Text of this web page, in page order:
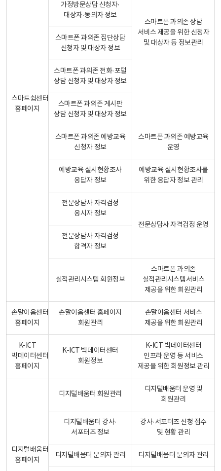
스마트쉼센터
홈페이지
스마트폰 과의존 상담
서비스 제공을 위한 신청자
및 대상자 등 정보관리
가정방문상담 신청자·
대상자·동의자 정보
스마트폰 과의존 집단상담
신청자 및 대상자 정보
스마트폰 과의존 전화·포털
상담 신청자 및 대상자 정보
스마트폰 과의존 게시판
상담 신청자 및 대상자 정보
스마트폰 과의존 예방교육
신청자 정보
스마트폰 과의존 예방교육
운영
예방교육 실시현황조사
응답자 정보
예방교육 실시현황조사를
위한 응답자 정보 관리
전문상담사 자격검정
응시자 정보
전문상담사 자격검정 운영
전문상담사 자격검정
합격자 정보
실적관리시스템 회원정보
스마트폰 과의존
실적관리시스템서비스
제공을 위한 회원관리
손말이음센터
홈페이지
손말이음센터 홈페이지
회원관리
손말이음센터 서비스
제공을 위한 회원관리
K-ICT
빅데이터센터
홈페이지
K-ICT 빅데이터센터
회원정보
K-ICT 빅데이터센터
인프라 운영 등 서비스
제공을 위한 회원정보 관리
디지털배움터
홈페이지
디지털배움터 회원관리
디지털배움터 운영 및
회원관리
디지털배움터 강사·
서포터즈 정보
강사·서포터즈 신청 접수
및 현황 관리
디지털배움터 문의자 관리 디지털배움터 문의자 관리